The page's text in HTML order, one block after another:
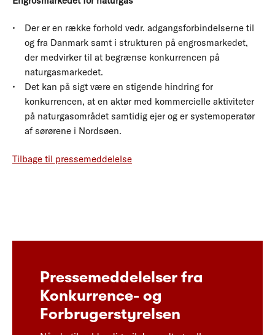
Der er en række forhold vedr. adgangsforbindelserne til
og fra Danmark samt i strukturen på engrosmarkedet,
der medvirker til at begrænse konkurrencen på
naturgasmarkedet.
Det kan på sigt være en stigende hindring for
konkurrencen, at en aktør med kommercielle aktiviteter
på naturgasområdet samtidig ejer og er systemoperatør
af sørørene i Nordsøen.
Tilbage til pressemeddelelse
Pressemeddelelser fra
Konkurrence- og
Forbrugerstyrelsen